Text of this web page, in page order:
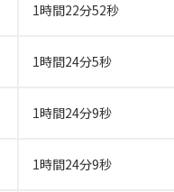
1時間22分52秒
1時間24分5秒
1時間24分9秒
1時間24分9秒